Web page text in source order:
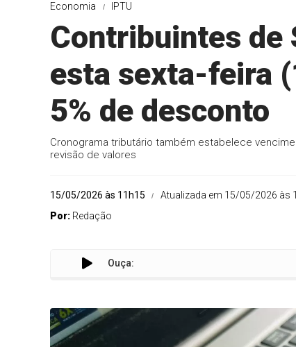
Economia IPTU
Contribuintes de
esta sexta-feira
5% de desconto
Cronograma tributário também estabelece
revisão de valores
15/05/2026 às 11h15
Atualizada em 15/05/2026 às
Por: Redação
Ouça: